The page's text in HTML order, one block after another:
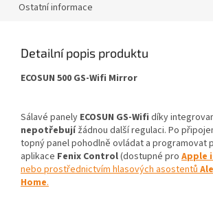
Ostatní informace
Detailní popis produktu
ECOSUN 500 GS-Wifi Mirror
Sálavé panely ECOSUN GS-Wifi díky
nepotřebujížádnou další regulaci. Po
topný panel pohodlně ovládat a programovat
aplikace Fenix Control(dostupné pro Apple
nebo prostřednictvím hlasových asostentů
Home.